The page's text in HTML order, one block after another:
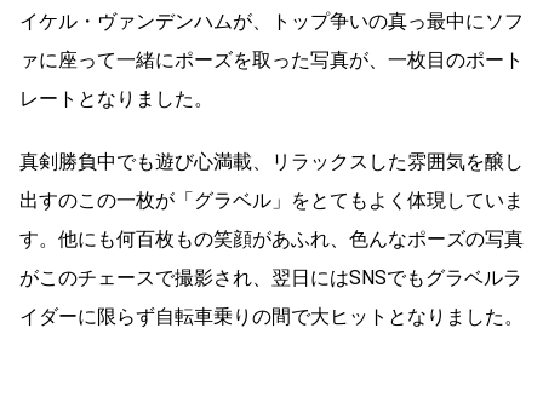
イケル・ヴァンデンハムが、トップ争いの真っ最中にソフ
ァに座って一緒にポーズを取った写真が、一枚目のポート
レートとなりました。
真剣勝負中でも遊び心満載、リラックスした雰囲気を醸し
出すのこの一枚が「グラベル」をとてもよく体現していま
す。他にも何百枚もの笑顔があふれ、色んなポーズの写真
がこのチェースで撮影され、翌日にはSNSでもグラベルラ
イダーに限らず自転車乗りの間で大ヒットとなりました。